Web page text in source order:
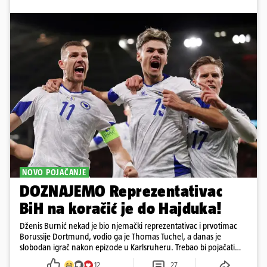
NOVO POJAČANJE
DOZNAJEMO Reprezentativac
BiH na koračić je do Hajduka!
Dženis Burnić nekad je bio njemački reprezentativac i prvotimac
Borussije Dortmund, vodio ga je Thomas Tuchel, a danas je
slobodan igrač nakon epizode u Karlsruheru. Trebao bi pojačati
konkurenciju u veznom redu
12 27